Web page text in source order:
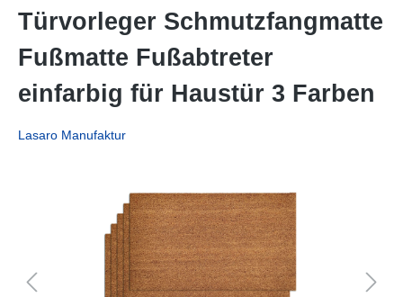
Türvorleger Schmutzfangmatte
Fußmatte Fußabtreter
einfarbig für Haustür 3 Farben
Lasaro Manufaktur